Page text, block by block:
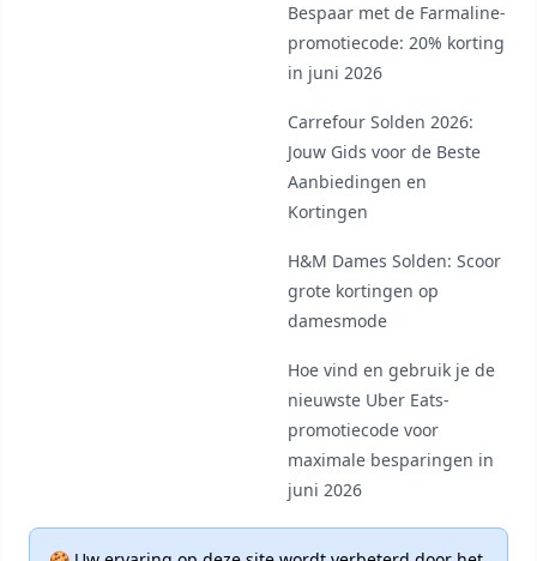
Bespaar met de Farmaline-
promotiecode: 20% korting
in juni 2026
Carrefour Solden 2026:
Jouw Gids voor de Beste
Aanbiedingen en
Kortingen
H&M Dames Solden: Scoor
grote kortingen op
damesmode
Hoe vind en gebruik je de
nieuwste Uber Eats-
promotiecode voor
maximale besparingen in
juni 2026